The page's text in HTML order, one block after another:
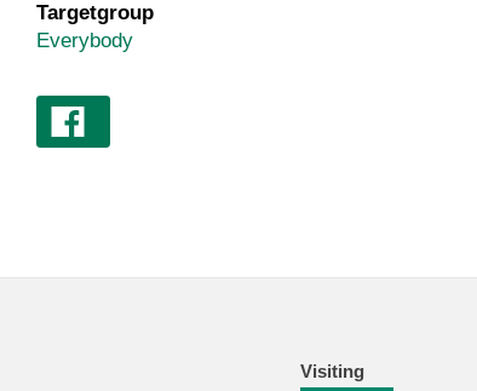
Targetgroup
Everybody
Visiting